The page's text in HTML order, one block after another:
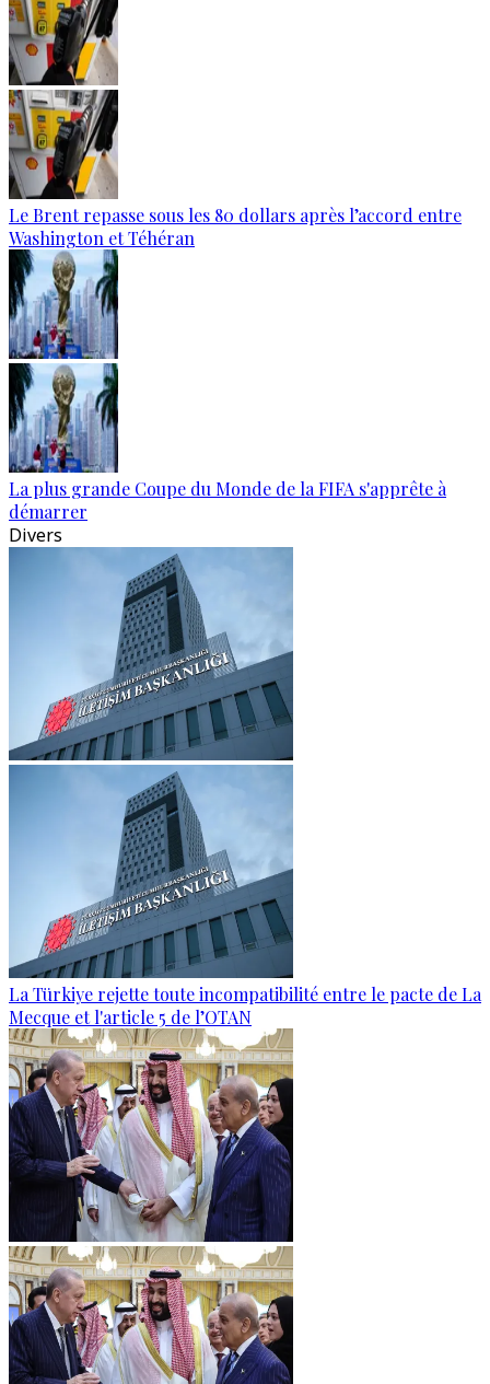
Le Brent repasse sous les 80 dollars après l’accord entre
Washington et Téhéran
La plus grande Coupe du Monde de la FIFA s'apprête à
démarrer
Divers
La Türkiye rejette toute incompatibilité entre le pacte de La
Mecque et l'article 5 de l’OTAN